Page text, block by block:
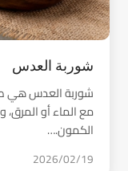
شوربة العدس
شوربة العدس هي
مع الماء أو المرق،
الكمون.…
2026/02/19